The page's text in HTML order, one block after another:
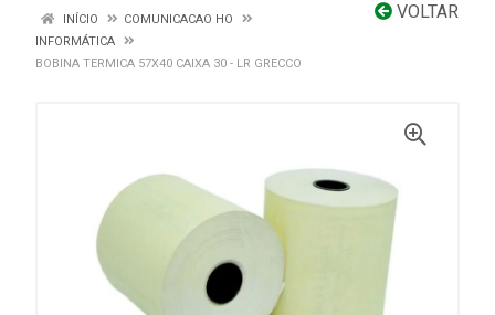
VOLTAR
INÍCIO
COMUNICACAO HO
INFORMÁTICA
BOBINA TERMICA 57X40 CAIXA 30 - LR GRECCO